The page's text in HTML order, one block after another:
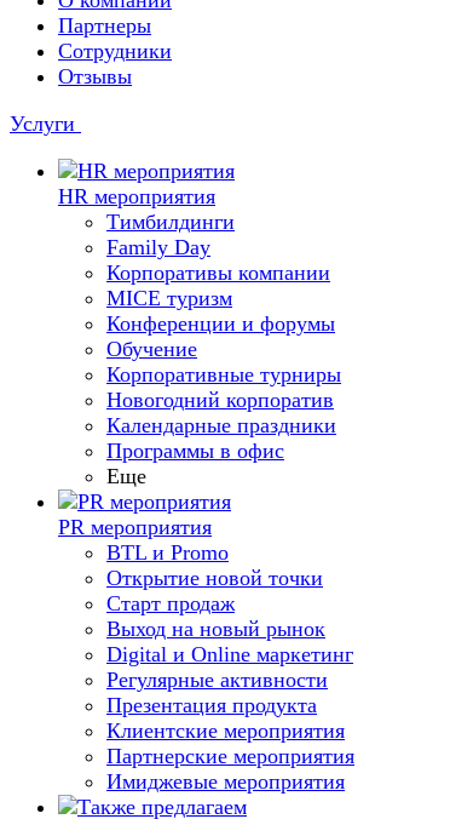
Партнеры
Сотрудники
Отзывы
Услуги
HR мероприятия
Тимбилдинги
Family Day
Корпоративы компании
MICE туризм
Конференции и форумы
Обучение
Корпоративные турниры
Новогодний корпоратив
Календарные праздники
Программы в офис
Еще
PR мероприятия
BTL и Promo
Открытие новой точки
Старт продаж
Выход на новый рынок
Digital и Online маркетинг
Регулярные активности
Презентация продукта
Клиентские мероприятия
Партнерские мероприятия
Имиджевые мероприятия